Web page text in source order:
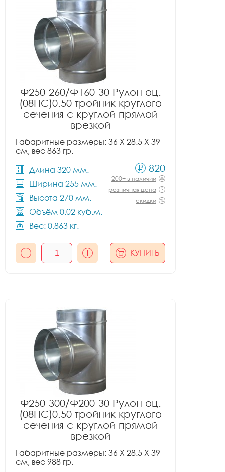
Ф250-260/Ф160-30 Рулон оц.
(08ПС)0.50 тройник круглого
сечения с круглой прямой
врезкой
Габаритные размеры: 36 X 28.5 X 39
см, вес 863 гр.
Длина 320 мм.
Ширина 255 мм.
Высота 270 мм.
Объём 0.02 куб.м.
Вес: 0.863 кг.
820
200+ в наличии
розничная цена
скидки
КУПИТЬ
Ф250-300/Ф200-30 Рулон оц.
(08ПС)0.50 тройник круглого
сечения с круглой прямой
врезкой
Габаритные размеры: 36 X 28.5 X 39
см, вес 988 гр.